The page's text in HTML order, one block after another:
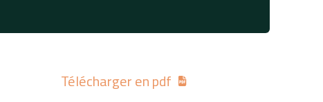
Télécharger en pdf